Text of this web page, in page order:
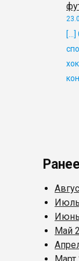
[…]
Ранее
Май
Март